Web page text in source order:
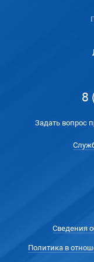
8
Задать вопрос
Сведения
Политика в